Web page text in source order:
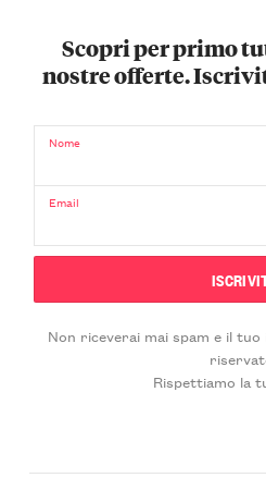
Scopri per primo
nostre offerte.
Nome
Email
Non riceverai mai spam e il
Rispettiamo la